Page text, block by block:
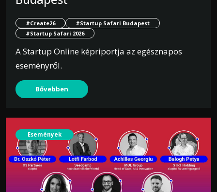
#Create26
#Startup Safari Budapest
#Startup Safari 2026
A Startup Online képriportja az egésznapos
eseményről.
Bővebben
Események